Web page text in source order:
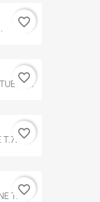
favorite_border
favorite_border
T.778favorite_border
T.497
favorite_border